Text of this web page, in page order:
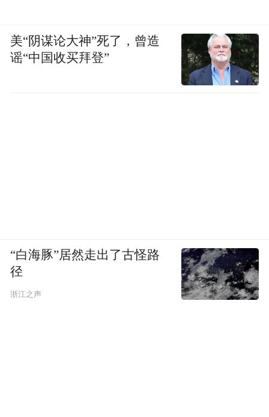
美“阴谋论大神”死了，曾造
谣“中国收买拜登”
“白海豚”居然走出了古怪路
径
浙江之声